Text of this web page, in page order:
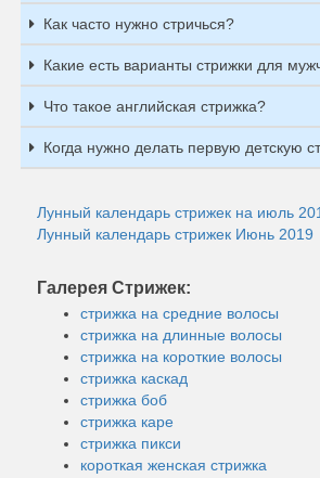
Как часто нужно стричься?
Какие есть варианты стрижки для
Что такое английская стрижка?
Когда нужно делать первую детскую
Лунный календарь стрижек на июль
Лунный календарь стрижек Июнь 2019
Галерея Стрижек:
стрижка на средние волосы
стрижка на длинные волосы
стрижка на короткие волосы
стрижка каскад
стрижка боб
стрижка каре
стрижка пикси
короткая женская стрижка